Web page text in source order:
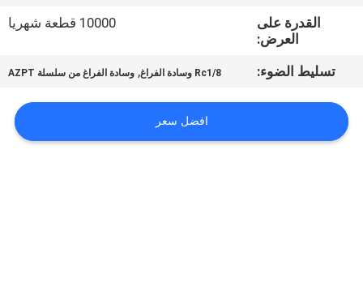
اطلب
VR
القدرة على
العرض:
10000 قطعة شهريا
تسليط الضوء: Rc1/8 وسادة الفراغ , وسادة الفراغ من سلسلة AZPT
افضل سعر